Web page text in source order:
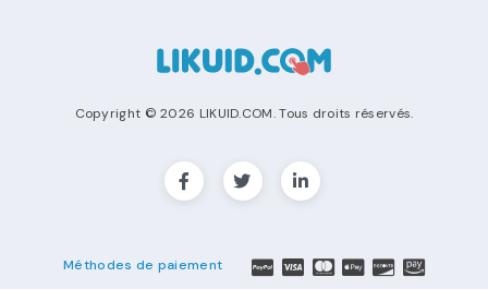
Copyright © 2026 LIKUID.COM. Tous droits réservés.
Méthodes de paiement